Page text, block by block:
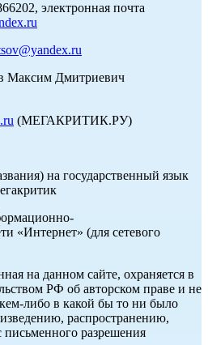
электронная почта
Максим Дмитриевич
(МЕГАКРИТИК.РУ)
на государственный язык
«Интернет» (для сетевого
на данном сайте, охраняется в
РФ об авторском праве и не
либо в какой бы то ни было
распространению,
письменного разрешения